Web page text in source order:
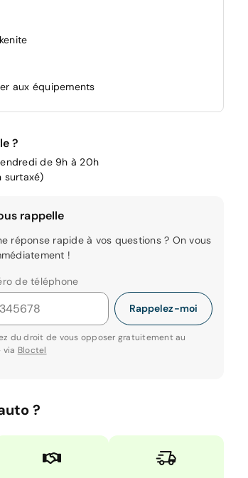
aux équipements
?
de 9h à 20h
surtaxé)
rappelle
réponse rapide à vos questions ? On vous
!
de téléphone
Rappelez-moi
du droit de vous opposer gratuitement au
via Bloctel
?